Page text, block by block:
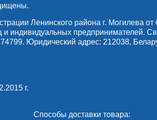
Ленинского района г. Могилева от
и индивидуальных предпринимателей.
Юридический адрес: 212038,
г.
Способы доставки товара: